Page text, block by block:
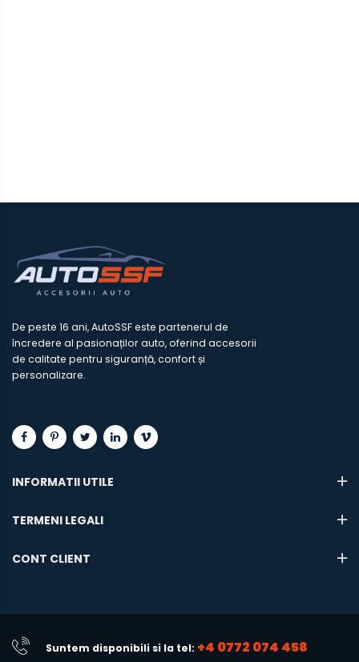
De peste 16 ani, AutoSSF este partenerul de
încredere al pasionaților auto, oferind accesorii
de calitate pentru siguranță, confort și
personalizare.
INFORMATII UTILE
TERMENI LEGALI
CONT CLIENT
Suntem disponibili si la tel: +4 0772 074 458